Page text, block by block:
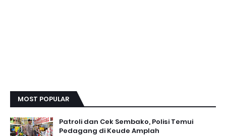
MOST POPULAR
Patroli dan Cek Sembako, Polisi Temui
Pedagang di Keude Amplah